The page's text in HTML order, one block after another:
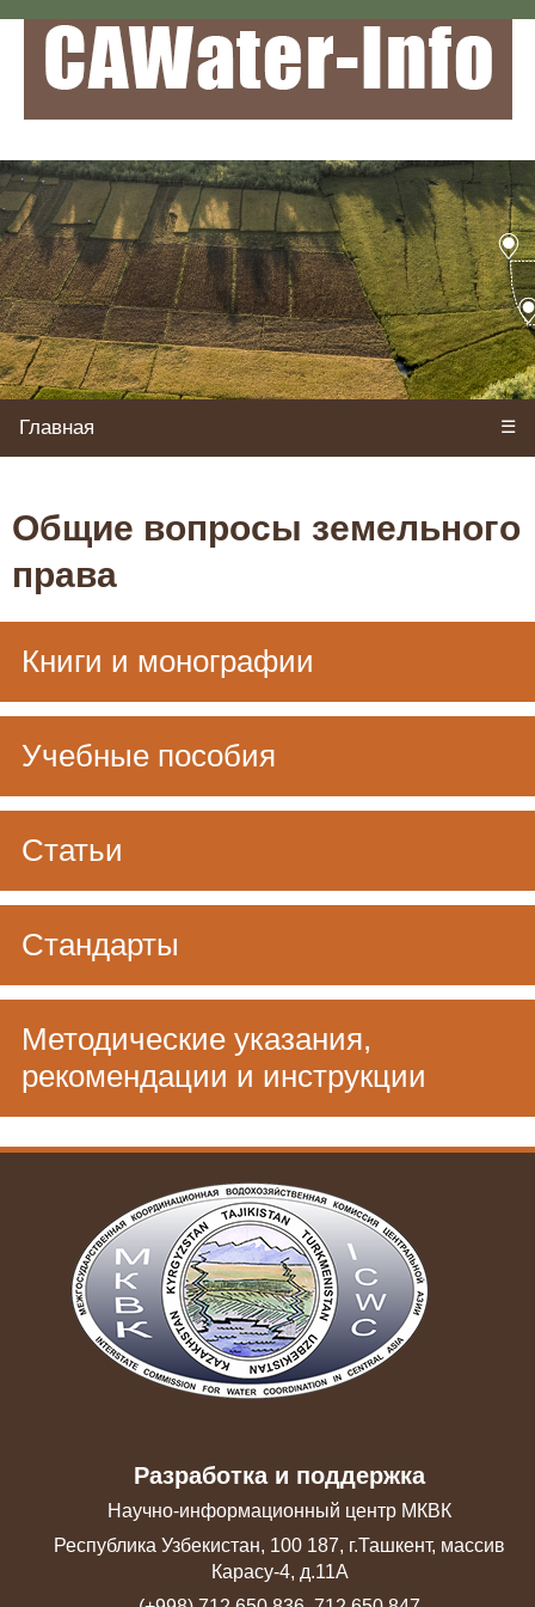
Главная ☰
Общие вопросы земельного
права
Книги и монографии
Учебные пособия
Статьи
Стандарты
Методические указания,
рекомендации и инструкции
Разработка и поддержка
Научно-информационный центр МКВК
Республика Узбекистан, 100 187, г.Ташкент, массив
Карасу-4, д.11А